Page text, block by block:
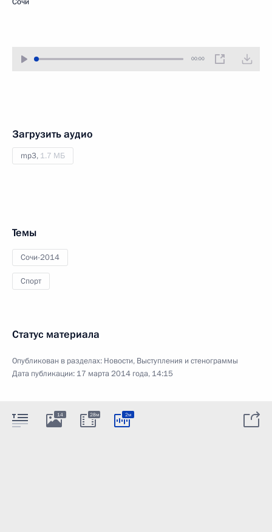
00:00
Загрузить аудио
mp3, 1.7 МБ
Темы
Сочи-2014
Спорт
Статус материала
Опубликован в разделах: Новости, Выступления и стенограммы
Дата публикации: 17 марта 2014 года, 14:15
14 28м 2м